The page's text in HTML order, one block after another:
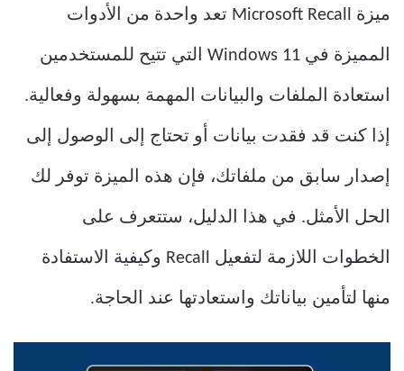
ميزة Microsoft Recall تعد واحدة من الأدوات
المميزة في Windows 11 التي تتيح للمستخدمين
استعادة الملفات والبيانات المهمة بسهولة وفعالية.
إذا كنت قد فقدت بيانات أو تحتاج إلى الوصول إلى
إصدار سابق من ملفاتك، فإن هذه الميزة توفر لك
الحل الأمثل. في هذا الدليل، ستتعرف على
الخطوات اللازمة لتفعيل Recall وكيفية الاستفادة
منها لتأمين بياناتك واستعادتها عند الحاجة.